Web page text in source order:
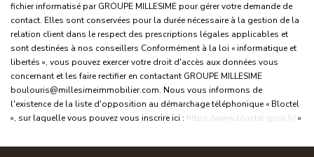
fichier informatisé par GROUPE MILLESIME pour gérer votre demande de
contact. Elles sont conservées pour la durée nécessaire à la gestion de la
relation client dans le respect des prescriptions légales applicables et
sont destinées à nos conseillers Conformément à la loi « informatique et
libertés », vous pouvez exercer votre droit d'accès aux données vous
concernant et les faire rectifier en contactant GROUPE MILLESIME
boulouris@millesimeimmobilier.com. Nous vous informons de
l'existence de la liste d'opposition au démarchage téléphonique « Bloctel
», sur laquelle vous pouvez vous inscrire ici : https://www.bloctel.gouv.fr/»